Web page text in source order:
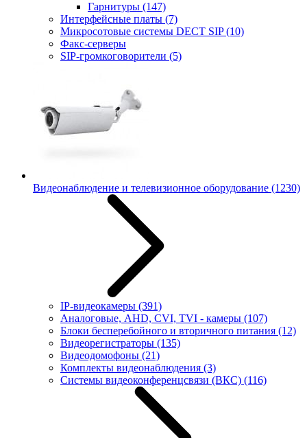
Гарнитуры (147)
Интерфейсные платы (7)
Микросотовые системы DECT SIP(10)
Факс-серверы
SIP-громкоговорители (5)
Видеонаблюдение и телевизионное оборудование (1230)
IP-видеокамеры (391)
Аналоговые, AHD, CVI, TVI - камеры (107)
Блоки бесперебойного и вторичного питания (12)
Видеорегистраторы (135)
Видеодомофоны (21)
Комплекты видеонаблюдения (3)
Системы видеоконференцсвязи (ВКС) (116)